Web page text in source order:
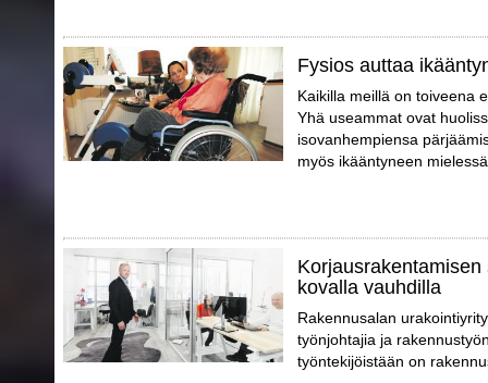
Fysios auttaa
Kaikilla meillä on toiveena
Yhä useammat ovat
isovanhempiensa
myös ikääntyneen
kovalla vauhdilla
Rakennusalan
työnjohtajia ja
työntekijöistään on